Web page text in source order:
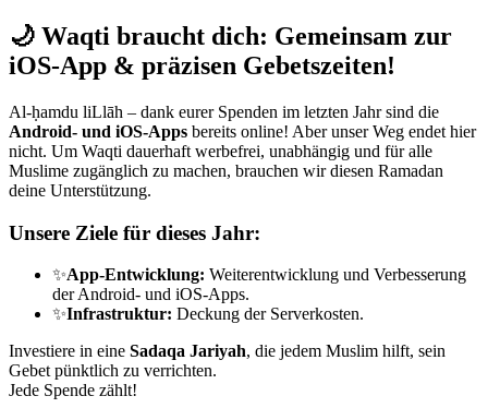
🌙 Waqti braucht dich: Gemeinsam zur
iOS-App & präzisen Gebetszeiten!
Al-ḥamdu liLlāh – dank eurer Spenden im letzten Jahr sind die
Android- und iOS-Apps bereits online! Aber unser Weg endet hier
nicht. Um Waqti dauerhaft werbefrei, unabhängig und für alle
Muslime zugänglich zu machen, brauchen wir diesen Ramadan
deine Unterstützung.
Unsere Ziele für dieses Jahr:
✨App-Entwicklung: Weiterentwicklung und Verbesserung
der Android- und iOS-Apps.
✨Infrastruktur: Deckung der Serverkosten.
Investiere in eine Sadaqa Jariyah, die jedem Muslim hilft, sein
Gebet pünktlich zu verrichten.
Jede Spende zählt!